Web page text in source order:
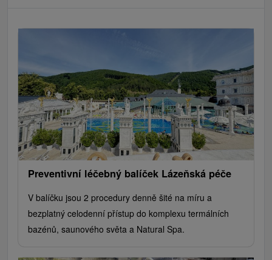
Preventivní léčebný balíček Lázeňská péče
V balíčku jsou 2 procedury denně šité na míru a
bezplatný celodenní přístup do komplexu termálních
bazénů, saunového světa a Natural Spa.